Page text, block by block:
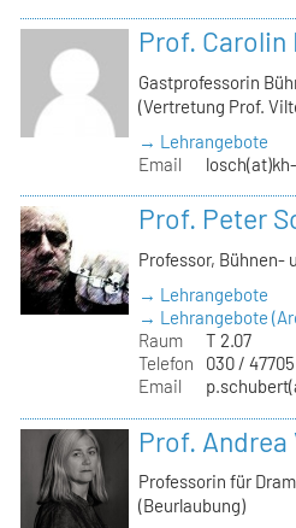
Prof. Carolin
Gastprofessorin
(Vertretung Prof.
→ Lehrangebote
Email
Prof. Peter
Professor, Bühnen-
→ Lehrangebote
→ Lehrangebote
Raum
T 2.07
Telefon
030 /
Email
Prof.
Professorin für
(Beurlaubung)